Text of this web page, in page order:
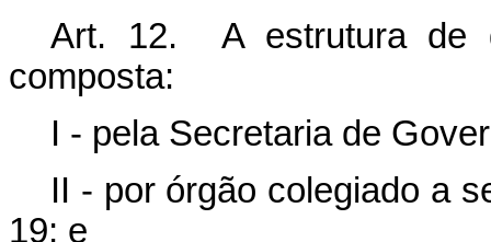
Art. 12. A estrutura de
composta:
I - pela Secretaria de
II - por órgão colegiado a
19; e